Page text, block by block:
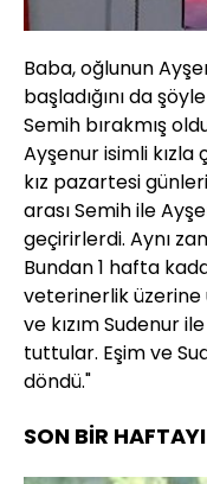
Baba, oğlunun
başladığını da
Semih bırakmış
Ayşenur isimli kızla
kız pazartesi
arası Semih ile
geçirirlerdi. Aynı
Bundan 1 hafta
veterinerlik üzerine
ve kızım Sudenur
tuttular. Eşim ve
döndü."
SON BİR